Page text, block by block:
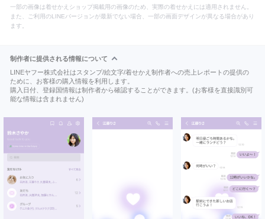
一部の画像は着せかえショップ掲載用の画像のため、実際の着せかえには適用されません。
また、ご利用のLINEバージョンが最新でない場合、一部の画面デザインが異なる場合があり
ます。
制作者に提供される情報について
LINEヤフー株式会社はスタンプ/絵文字/着せかえ制作者への売上レポートの提供の
ために、お客様の購入情報を利用します。
購入日付、登録国情報は制作者から確認することができます。(お客様を直接識別可
能な情報は含まれません)